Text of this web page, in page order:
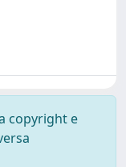
copyright e